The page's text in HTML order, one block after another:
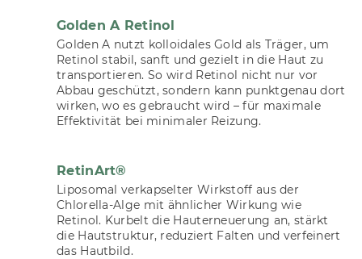
Golden A Retinol
Golden A nutzt kolloidales Gold als Träger, um
Retinol stabil, sanft und gezielt in die Haut zu
transportieren. So wird Retinol nicht nur vor
Abbau geschützt, sondern kann punktgenau dort
wirken, wo es gebraucht wird – für maximale
Effektivität bei minimaler Reizung.
RetinArt®
Liposomal verkapselter Wirkstoff aus der
Chlorella-Alge mit ähnlicher Wirkung wie
Retinol. Kurbelt die Hauterneuerung an, stärkt
die Hautstruktur, reduziert Falten und verfeinert
das Hautbild.